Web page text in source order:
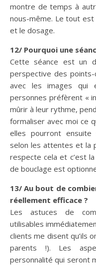
montre de temps à
nous-même. Le tout
et le dosage.
12/ Pourquoi une
Cette séance est un
perspective des points-
avec les images qui
personnes préfèrent «
mûrir à leur rythme,
formaliser avec moi ce
elles pourront ensuite
selon les attentes et la
respecte cela et c’est
de bouclage est
13/ Au bout de
réellement efficace ?
Les astuces de
utilisables
clients me disent qu’ils
parents !). Les
personnalité qui seront